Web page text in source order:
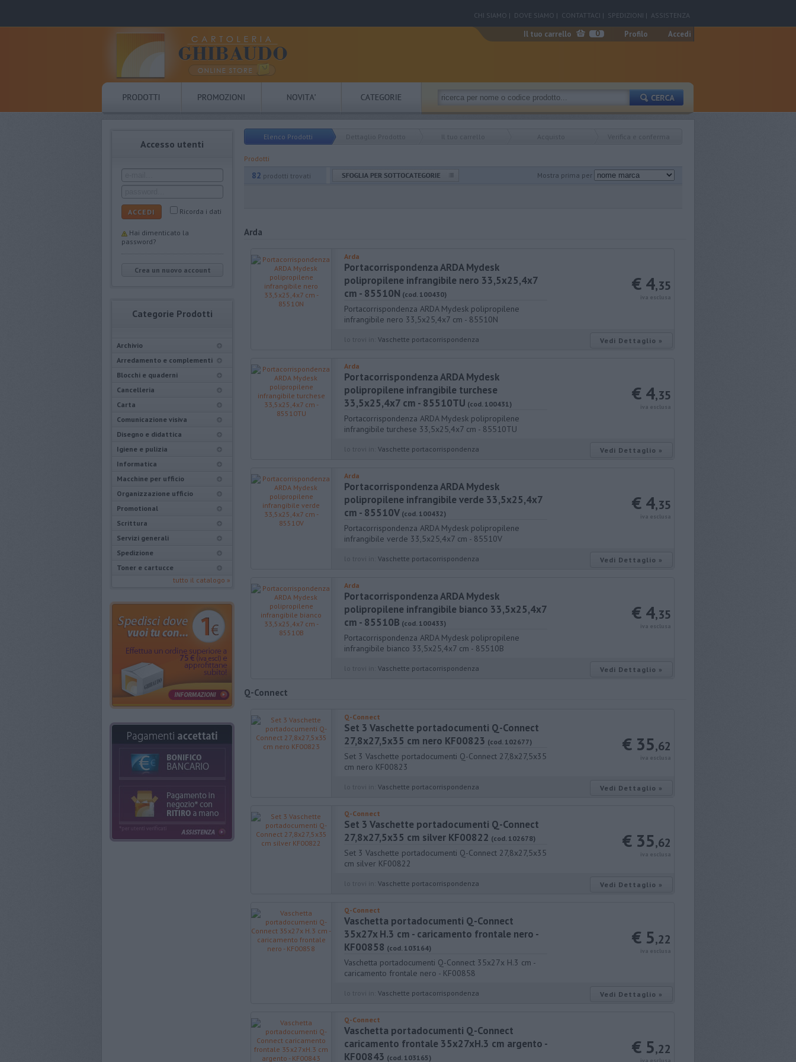
CHI SIAMO | DOVE SIAMO | CONTATTACI | SPEDIZIONI | ASSISTENZA
Il tuo carrello 0 Profilo Accedi
Accesso utenti
ACCEDI Ricorda i dati
Hai dimenticato la
password?
Crea un nuovo account
Categorie Prodotti
Archivio
Arredamento e complementi
Blocchi e quaderni
Cancelleria
Carta
Comunicazione visiva
Disegno e didattica
Igiene e pulizia
Informatica
Macchine per ufficio
Organizzazione ufficio
Promotional
Scrittura
Servizi generali
Spedizione
Toner e cartucce
tutto il catalogo »
Elenco Prodotti Dettaglio Prodotto Il tuo carrello Acquisto Verifica e conferma
Prodotti
82 prodotti trovati Mostra prima per
Arda
Arda
Portacorrispondenza ARDA Mydesk
polipropilene infrangibile nero 33,5x25,4x7
cm - 85510N (cod. 100430)
Portacorrispondenza ARDA Mydesk polipropilene
infrangibile nero 33,5x25,4x7 cm - 85510N
€ 4,35
iva esclusa
Vaschette portacorrispondenza Vedi Dettaglio »
Arda
Portacorrispondenza ARDA Mydesk
polipropilene infrangibile turchese
33,5x25,4x7 cm - 85510TU (cod. 100431)
Portacorrispondenza ARDA Mydesk polipropilene
infrangibile turchese 33,5x25,4x7 cm - 85510TU
€ 4,35
iva esclusa
Vaschette portacorrispondenza Vedi Dettaglio »
Arda
Portacorrispondenza ARDA Mydesk
polipropilene infrangibile verde 33,5x25,4x7
cm - 85510V (cod. 100432)
Portacorrispondenza ARDA Mydesk polipropilene
infrangibile verde 33,5x25,4x7 cm - 85510V
€ 4,35
iva esclusa
Vaschette portacorrispondenza Vedi Dettaglio »
Arda
Portacorrispondenza ARDA Mydesk
polipropilene infrangibile bianco 33,5x25,4x7
cm - 85510B (cod. 100433)
Portacorrispondenza ARDA Mydesk polipropilene
infrangibile bianco 33,5x25,4x7 cm - 85510B
€ 4,35
iva esclusa
Vaschette portacorrispondenza Vedi Dettaglio »
Q-Connect
Q-Connect
Set 3 Vaschette portadocumenti Q-Connect
27,8x27,5x35 cm nero KF00823 (cod. 102677)
Set 3 Vaschette portadocumenti Q-Connect 27,8x27,5x35
cm nero KF00823
€ 35,62
iva esclusa
Vaschette portacorrispondenza Vedi Dettaglio »
Q-Connect
Set 3 Vaschette portadocumenti Q-Connect
27,8x27,5x35 cm silver KF00822 (cod. 102678)
Set 3 Vaschette portadocumenti Q-Connect 27,8x27,5x35
cm silver KF00822
€ 35,62
iva esclusa
Vaschette portacorrispondenza Vedi Dettaglio »
Q-Connect
Vaschetta portadocumenti Q-Connect
35x27x H.3 cm - caricamento frontale nero -
KF00858 (cod. 103164)
Vaschetta portadocumenti Q-Connect 35x27x H.3 cm -
caricamento frontale nero - KF00858
€ 5,22
iva esclusa
Vaschette portacorrispondenza Vedi Dettaglio »
Q-Connect
Vaschetta portadocumenti Q-Connect
caricamento frontale 35x27xH.3 cm argento -
KF00843 (cod. 103165) € 5,22